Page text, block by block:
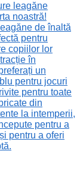
leagăne
noastră!
de înaltă
pentru
copiilor lor
în
un
pentru jocuri
pentru toate
din
la intemperii,
pentru a
pentru a oferi